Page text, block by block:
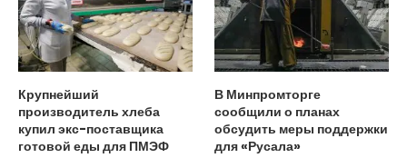
Крупнейший
производитель хлеба
купил экс-поставщика
готовой еды для ПМЭФ
В Минпромторге
сообщили о планах
обсудить меры поддержки
для «Русала»